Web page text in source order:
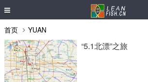
首页 YUAN
“5.1北漂”之旅